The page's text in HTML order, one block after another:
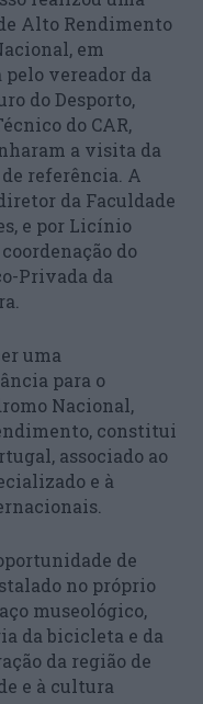
Alto Rendimento
em
pelo vereador da
do Desporto,
do CAR,
a visita da
referência. A
da Faculdade
e por Licínio
do
Privada da
uma
para o
Nacional,
constitui
associado ao
e à
de
no próprio
museológico,
da bicicleta e da
da região de
e à cultura